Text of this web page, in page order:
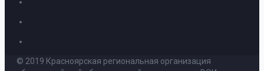
© 2019 Красноярская региональная организация